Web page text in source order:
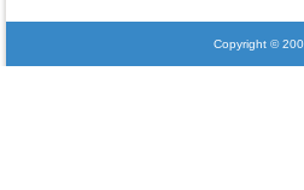
Copyright ©